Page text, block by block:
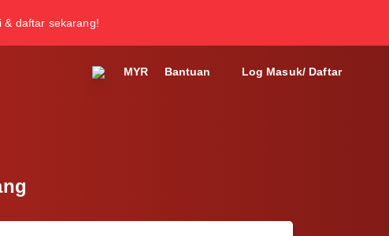
& daftar sekarang!
MYR Bantuan Log Masuk/ Daftar